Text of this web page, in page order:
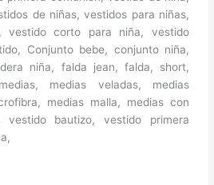
de niñas, vestidos para niñas,
vestido corto para niña, vestido
Conjunto bebe, conjunto niña,
niña, falda jean, falda, short,
medias veladas, medias
medias malla, medias con
vestido bautizo, vestido primera